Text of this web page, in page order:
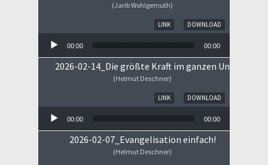
(Jarib Wohlgemuth)
DOWNLOAD
LINK
00:00 00:00
2026-02-14_Die größte Kraft im ganzen Universum
(Helmut Deschner)
DOWNLOAD
LINK
00:00 00:00
2026-02-07_Evangelisation einfach!
(Helmut Deschner)